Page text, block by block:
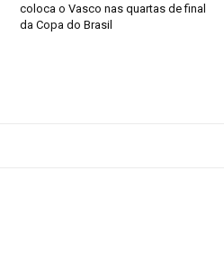
coloca o Vasco nas quartas de final
da Copa do Brasil